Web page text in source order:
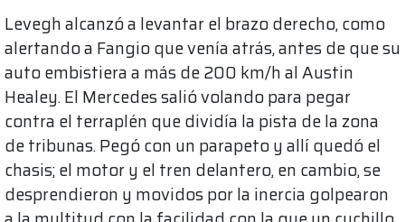
Levegh alcanzó a levantar el brazo derecho, como
alertando a Fangio que venía atrás, antes de que su
auto embistiera a más de 200 km/h al Austin
Healey. El Mercedes salió volando para pegar
contra el terraplén que dividía la pista de la zona
de tribunas. Pegó con un parapeto y allí quedó el
chasis; el motor y el tren delantero, en cambio, se
desprendieron y movidos por la inercia golpearon